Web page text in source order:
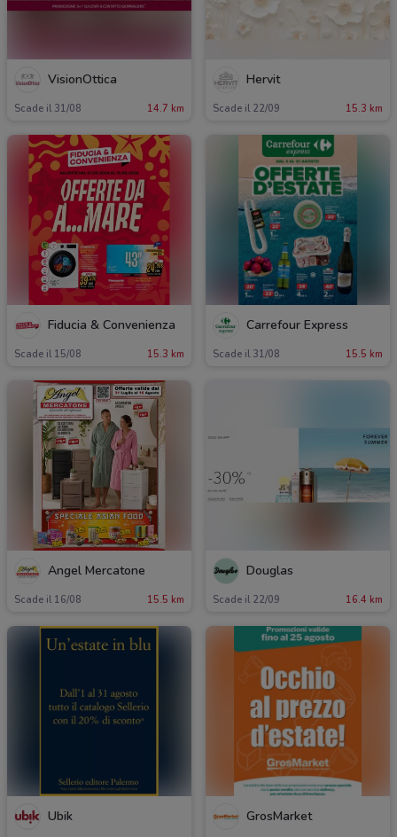
VisionOttica
Scade il 31/08 14.7 km
Hervit
Scade il 22/09 15.3 km
Fiducia & Convenienza
Scade il 15/08 15.3 km
Carrefour Express
Scade il 31/08 15.5 km
Angel Mercatone
Scade il 16/08 15.5 km
Douglas
Scade il 22/09 16.4 km
Ubik GrosMarket